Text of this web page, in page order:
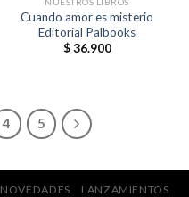
Cuando amor es misterio
Editorial Palbooks
$36.900
4 5
NOVEDADES
LANZAMIENTOS